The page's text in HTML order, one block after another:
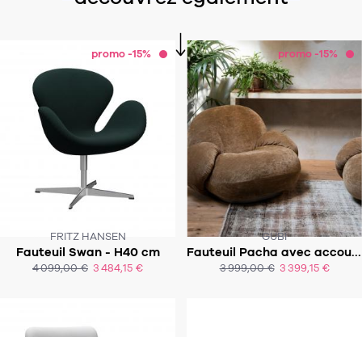
promo -15%
FRITZ HANSEN
Fauteuil Swan - H40 cm
4 099,00 € 3 484,15 €
SOUS 8-9 SEMAINES
promo -15%
GUBI
Fauteuil Pacha avec accoudoirs
3 999,00 € 3 399,15 €
SOUS 8 À 10 SEMAINES